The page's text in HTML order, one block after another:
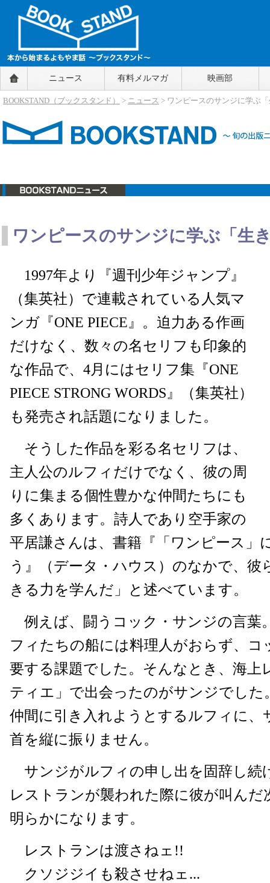
BOOKSTAND（ブックスタンド）
～本から始まるよもやま話～
BOOKSTAND（ブ
ニュース 有料メルマガ 映画部
BOOKSTAND（ブックスタンド） > ニュース > ワンピースのサンジに学ぶ
ワンピースのサンジに学ぶ「生
1997年より『週刊少年ジャンプ』
（集英社）で連載されている人気マ
ンガ『ONE PIECE』。迫力ある作画
だけなく、数々の名セリフも印象的
な作品で、4月にはセリフ集『ONE
PIECE STRONG WORDS』（集英社）
も発売され話題になりました。
そうした作品を彩る名セリフは、
主人公のルフィだけでなく、彼の周
りに集まる個性豊かな仲間たちにも
多くあります。詩人であり空手家の
平居謙さんは、書籍『「ワンピース」
う』（データ・ハウス）のなかで、彼
きる力を学んだ」と述べています。
例えば、闘うコック・サンジの言葉
フィたちの船には料理人がおらず、コ
要する課題でした。そんなとき、海上
ティエ」で出会ったのがサンジでした
仲間に引き入れようとするルフィに、
首を縦に振りません。
サンジがルフィの申し出を固辞し続
レストランが襲われた際に彼が叫んだ
明らかになります。
レストランは渡さねェ!!
クソジジイも殺させねェ...